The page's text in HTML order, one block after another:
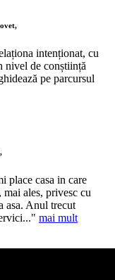
intenționat, cu
nivel de conștiință
pe parcursul
place casa in care
ales, privesc cu
asa. Anul trecut
mai mult